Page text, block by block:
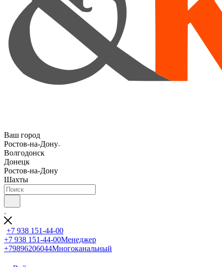
Ваш город
Ростов-на-Дону
Волгодонск
Донецк
Ростов-на-Дону
Шахты
+7 938 151-44-00
+7 938 151-44-00Менеджер
+79896206044Многоканальный